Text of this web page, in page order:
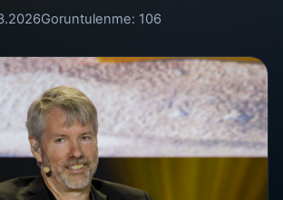
Goruntulenme: 106